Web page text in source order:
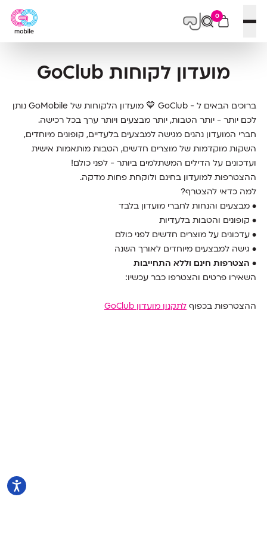
פתח תפריט
0
מועדון לקוחות GoClub
ברוכים הבאים ל - GoClub 💙 מועדון הלקוחות של GoMobile נותן
לכם יותר - יותר הטבות, יותר מבצעים ויותר ערך בכל רכישה.
חברי המועדון נהנים מגישה למבצעים בלעדיים, קופונים מיוחדים,
השקות מוקדמות של מוצרים חדשים, הטבות מותאמות אישית
ועדכונים על הדילים המשתלמים ביותר - לפני כולם!
ההצטרפות למועדון בחינם ולוקחת פחות מדקה.
למה כדאי להצטרף?
• מבצעים והנחות לחברי מועדון בלבד
• קופונים והטבות בלעדיות
• עדכונים על מוצרים חדשים לפני כולם
• גישה למבצעים מיוחדים לאורך השנה
• הצטרפות חינם וללא התחייבות
השאירו פרטים והצטרפו כבר עכשיו:
ההצטרפות בכפוף לתקנון מועדון GoClub